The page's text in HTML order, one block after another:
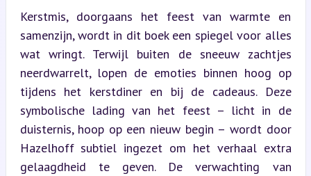
Kerstmis, doorgaans het feest van warmte en
samenzijn, wordt in dit boek een spiegel voor alles
wat wringt. Terwijl buiten de sneeuw zachtjes
neerdwarrelt, lopen de emoties binnen hoog op
tijdens het kerstdiner en bij de cadeaus. Deze
symbolische lading van het feest – licht in de
duisternis, hoop op een nieuw begin – wordt door
Hazelhoff subtiel ingezet om het verhaal extra
gelaagdheid te geven. De verwachting van